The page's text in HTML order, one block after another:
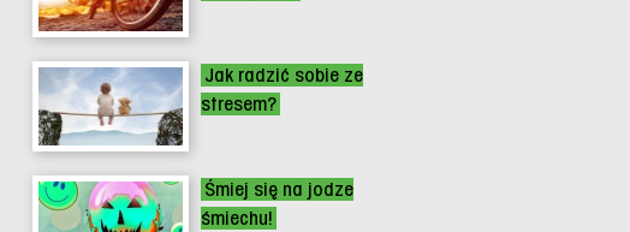
Jak radzić sobie ze
stresem?
Śmiej się na jodze
śmiechu!